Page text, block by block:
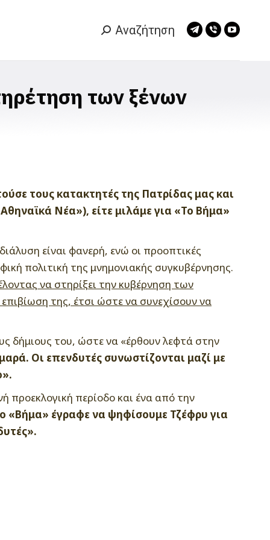
Search:
Αναζήτηση
Telegram
Viber
των ξένων
τους κατακτητές της Πατρίδας μας και
Νέα»), είτε μιλάμε για «Το Βήμα»
είναι φανερή, ενώ οι προοπτικές
πολιτική της μνημονιακής συγκυβέρνησης.
να στηρίξει την κυβέρνηση των
της, έτσι ώστε να συνεχίσουν να
δήμιους του, ώστε να «έρθουν λεφτά στην
Οι επενδυτές συνωστίζονται μαζί με
περίοδο και ένα από την
«Βήμα» έγραφε να ψηφίσουμε Τζέφρυ για